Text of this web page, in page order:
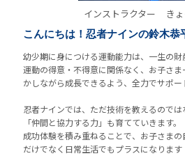
インストラクター き
こんにちは！忍者ナインの鈴木恭
幼少期に身につける運動能力は、一生の財
運動の得意・不得意に関係なく、お子さ
かしながら成長できるよう、全力でサポー
忍者ナインでは、ただ技術を教えるので
「仲間と協力する力」も育てていきます。
成功体験を積み重ねることで、お子さま
だけでなく日常生活でもプラスになります